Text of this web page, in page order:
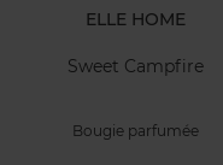
ELLE HOME
Sweet Campfire
Bougie parfumée